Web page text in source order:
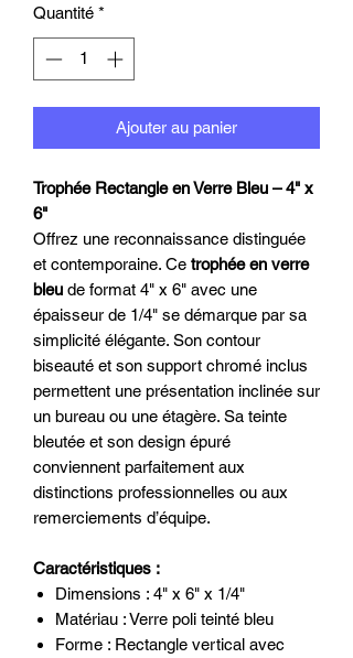
Quantité *
Ajouter au panier
Trophée Rectangle en Verre Bleu – 4" x
6"
Offrez une reconnaissance distinguée
et contemporaine. Ce trophée en verre
bleu de format 4" x 6" avec une
épaisseur de 1/4" se démarque par sa
simplicité élégante. Son contour
biseauté et son support chromé inclus
permettent une présentation inclinée sur
un bureau ou une étagère. Sa teinte
bleutée et son design épuré
conviennent parfaitement aux
distinctions professionnelles ou aux
remerciements d’équipe.
Caractéristiques :
Dimensions : 4" x 6" x 1/4"
Matériau : Verre poli teinté bleu
Forme : Rectangle vertical avec